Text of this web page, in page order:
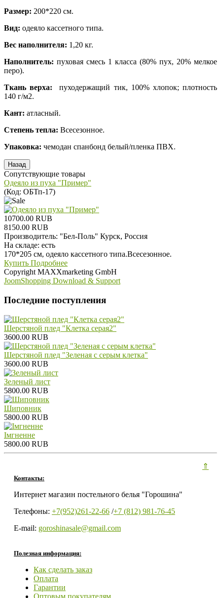
Размер: 200*220 см.
Вид: одеяло кассетного типа.
Вес наполнителя: 1,20 кг.
Наполнитель: пуховая смесь 1 класса (80% пух, 20% мелкое
перо).
Ткань верха:
пуходержащий тик, 100% хлопок; плотность
140 г/м2.
Кант: атласный.
Степень тепла: Всесезонное.
Упаковка: чемодан спанбонд белый/пленка ПВХ.
Сопутствующие товары
Одеяло из пуха "Пример"
(Код: ОБТп-17)
10700.00 RUB
8150.00 RUB
Производитель: "Бел-Поль" Курск, Россия
На складе: есть
170*205 см, одеяло кассетного типа.Всесезонное.
Купить Подробнее
Copyright MAXXmarketing GmbH
JoomShopping Download & Support
Последние поступления
Шерстяной плед "Клетка серая2"
3600.00 RUB
Шерстяной плед "Зеленая с серым клетка"
3600.00 RUB
Зеленый лист
5800.00 RUB
Шиповник
5800.00 RUB
Iмгненне
5800.00 RUB
Контакты:
Интернет магазин постельного белья "Горошина"
Телефоны: +7(952)261-22-66 /+7 (812) 981-76-45
E-mail: goroshinasale@gmail.com
Полезная информация:
Как сделать заказ
Оплата
Гарантии
Оптовым покупателям
⇑